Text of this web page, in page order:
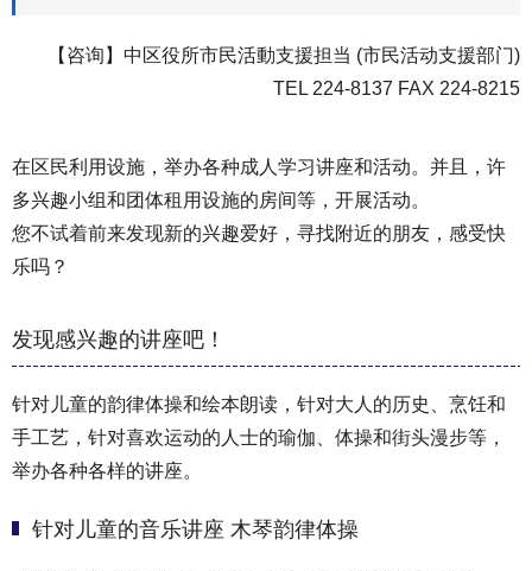
【咨询】中区役所市民活動支援担当 (市民活动支援部门)
TEL 224-8137 FAX 224-8215
在区民利用设施，举办各种成人学习讲座和活动。并且，许
多兴趣小组和团体租用设施的房间等，开展活动。
您不试着前来发现新的兴趣爱好，寻找附近的朋友，感受快
乐吗？
发现感兴趣的讲座吧！
针对儿童的韵律体操和绘本朗读，针对大人的历史、烹饪和
手工艺，针对喜欢运动的人士的瑜伽、体操和街头漫步等，
举办各种各样的讲座。
针对儿童的音乐讲座 木琴韵律体操